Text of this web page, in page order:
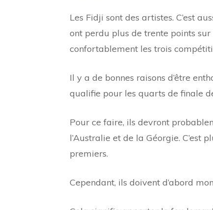
Les Fidji sont des artistes. C’est
ont perdu plus de trente points
confortablement les trois
Il y a de bonnes raisons d’être
qualifie pour les quarts de finale
Pour ce faire, ils devront
l’Australie et de la Géorgie. C’est
premiers.
Cependant, ils doivent d’abord